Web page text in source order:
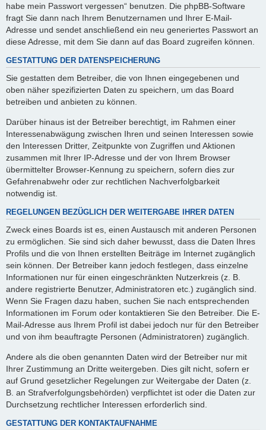
habe mein Passwort vergessen“ benutzen. Die phpBB-Software
fragt Sie dann nach Ihrem Benutzernamen und Ihrer E-Mail-
Adresse und sendet anschließend ein neu generiertes Passwort an
diese Adresse, mit dem Sie dann auf das Board zugreifen können.
GESTATTUNG DER DATENSPEICHERUNG
Sie gestatten dem Betreiber, die von Ihnen eingegebenen und
oben näher spezifizierten Daten zu speichern, um das Board
betreiben und anbieten zu können.
Darüber hinaus ist der Betreiber berechtigt, im Rahmen einer
Interessenabwägung zwischen Ihren und seinen Interessen sowie
den Interessen Dritter, Zeitpunkte von Zugriffen und Aktionen
zusammen mit Ihrer IP-Adresse und der von Ihrem Browser
übermittelter Browser-Kennung zu speichern, sofern dies zur
Gefahrenabwehr oder zur rechtlichen Nachverfolgbarkeit
notwendig ist.
REGELUNGEN BEZÜGLICH DER WEITERGABE IHRER DATEN
Zweck eines Boards ist es, einen Austausch mit anderen Personen
zu ermöglichen. Sie sind sich daher bewusst, dass die Daten Ihres
Profils und die von Ihnen erstellten Beiträge im Internet zugänglich
sein können. Der Betreiber kann jedoch festlegen, dass einzelne
Informationen nur für einen eingeschränkten Nutzerkreis (z. B.
andere registrierte Benutzer, Administratoren etc.) zugänglich sind.
Wenn Sie Fragen dazu haben, suchen Sie nach entsprechenden
Informationen im Forum oder kontaktieren Sie den Betreiber. Die E-
Mail-Adresse aus Ihrem Profil ist dabei jedoch nur für den Betreiber
und von ihm beauftragte Personen (Administratoren) zugänglich.
Andere als die oben genannten Daten wird der Betreiber nur mit
Ihrer Zustimmung an Dritte weitergeben. Dies gilt nicht, sofern er
auf Grund gesetzlicher Regelungen zur Weitergabe der Daten (z.
B. an Strafverfolgungsbehörden) verpflichtet ist oder die Daten zur
Durchsetzung rechtlicher Interessen erforderlich sind.
GESTATTUNG DER KONTAKTAUFNAHME